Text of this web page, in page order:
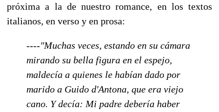
próxima a la de nuestro romance, en los textos
italianos, en verso y en prosa:
----"Muchas veces, estando en su cámara
mirando su bella figura en el espejo,
maldecía a quienes le habían dado por
marido a Guido d'Antona, que era viejo
cano. Y decía: Mi padre debería haber